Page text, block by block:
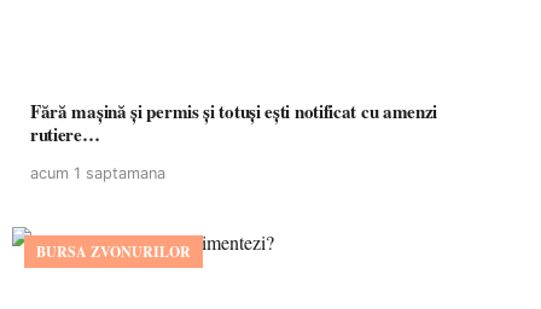
Fără mașină și permis și totuși ești notificat cu amenzi
rutiere…
acum 1 saptamana
BURSA ZVONURILOR